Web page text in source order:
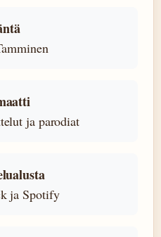
ja parodiat
ja Spotify